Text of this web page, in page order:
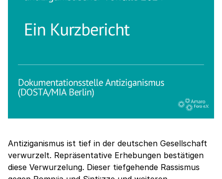
Antiziganismus ist tief in der deutschen Gesellschaft
verwurzelt. Repräsentative Erhebungen bestätigen
diese Verwurzelung. Dieser tiefgehende Rassismus